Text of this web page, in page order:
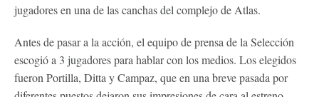
jugadores en una de las canchas del complejo de Atlas.
Antes de pasar a la acción, el equipo de prensa de la Selección
escogió a 3 jugadores para hablar con los medios. Los elegidos
fueron Portilla, Ditta y Campaz, que en una breve pasada por